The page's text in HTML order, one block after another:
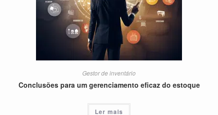
Gestor de inventário
Conclusões para um gerenciamento eficaz do estoque
Ler mais